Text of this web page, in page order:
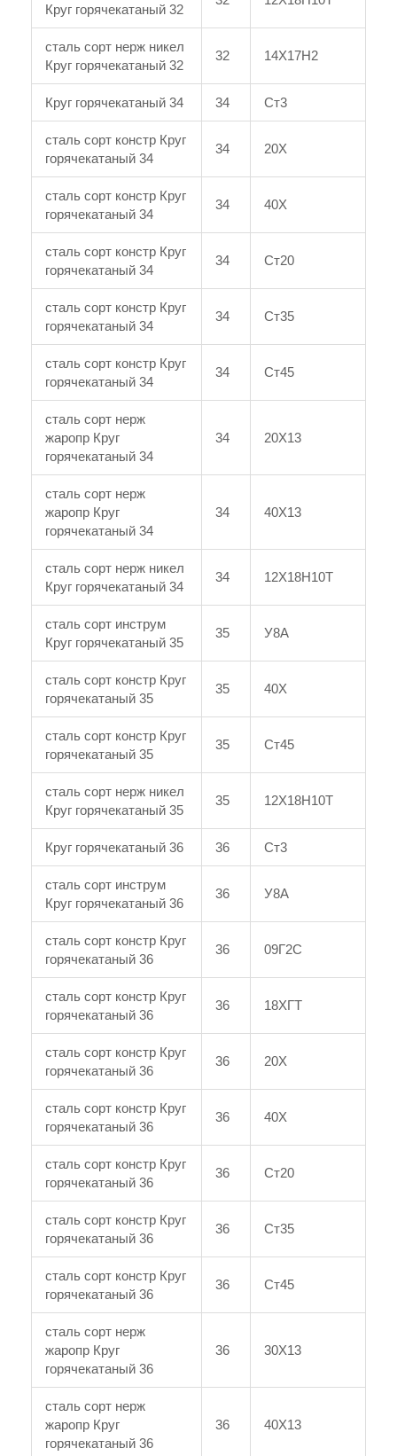
Круг горячекатаный 32
сталь сорт нерж никел
Круг горячекатаный 32
32 14Х17Н2
Круг горячекатаный 34 34 Ст3
сталь сорт констр Круг
горячекатаный 34
34 20Х
сталь сорт констр Круг
горячекатаный 34
34 40Х
сталь сорт констр Круг
горячекатаный 34
34 Ст20
сталь сорт констр Круг
горячекатаный 34
34 Ст35
сталь сорт констр Круг
горячекатаный 34
34 Ст45
сталь сорт нерж
жаропр Круг
горячекатаный 34
34 20Х13
сталь сорт нерж
жаропр Круг
горячекатаный 34
34 40Х13
сталь сорт нерж никел
Круг горячекатаный 34
34 12Х18Н10Т
сталь сорт инструм
Круг горячекатаный 35
35 У8А
сталь сорт констр Круг
горячекатаный 35
35 40Х
сталь сорт констр Круг
горячекатаный 35
35 Ст45
сталь сорт нерж никел
Круг горячекатаный 35
35 12Х18Н10Т
Круг горячекатаный 36 36 Ст3
сталь сорт инструм
Круг горячекатаный 36
36 У8А
сталь сорт констр Круг
горячекатаный 36
36 09Г2С
сталь сорт констр Круг
горячекатаный 36
36 18ХГТ
сталь сорт констр Круг
горячекатаный 36
36 20Х
сталь сорт констр Круг
горячекатаный 36
36 40Х
сталь сорт констр Круг
горячекатаный 36
36 Ст20
сталь сорт констр Круг
горячекатаный 36
36 Ст35
сталь сорт констр Круг
горячекатаный 36
36 Ст45
сталь сорт нерж
жаропр Круг
горячекатаный 36
36 30Х13
сталь сорт нерж
жаропр Круг
горячекатаный 36
36 40Х13